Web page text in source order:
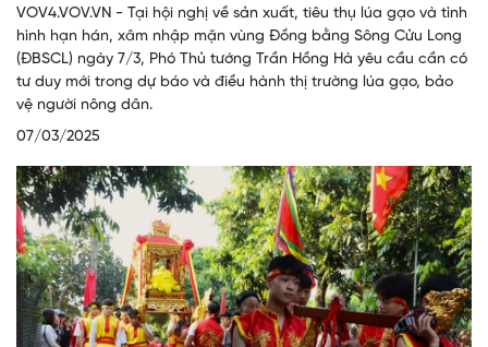
VOV4.VOV.VN - Tại hội nghị về sản xuất, tiêu thụ lúa gạo và tình
hình hạn hán, xâm nhập mặn vùng Đồng bằng Sông Cửu Long
(ĐBSCL) ngày 7/3, Phó Thủ tướng Trần Hồng Hà yêu cầu cần có
tư duy mới trong dự báo và điều hành thị trường lúa gạo, bảo
vệ người nông dân.
07/03/2025